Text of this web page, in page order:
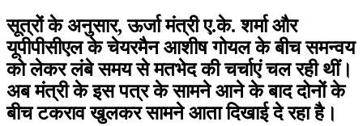
सूत्रों के अनुसार, ऊर्जा मंत्री ए.के. शर्मा और
यूपीपीसीएल के चेयरमैन आशीष गोयल के बीच समन्वय
को लेकर लंबे समय से मतभेद की चर्चाएं चल रही थीं।
अब मंत्री के इस पत्र के सामने आने के बाद दोनों के
बीच टकराव खुलकर सामने आता दिखाई दे रहा है।